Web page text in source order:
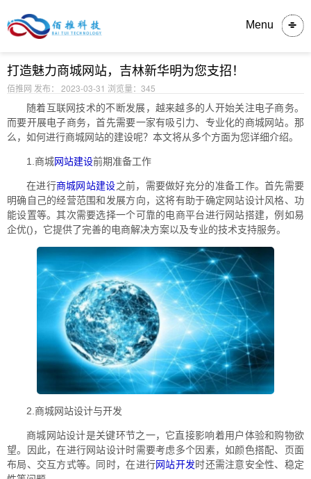
Menu
打造魅力商城网站，吉林新华明为您支招！
佰推网 发布： 2023-03-31 浏览量：345
随着互联网技术的不断发展，越来越多的人开始关注电子商务。
而要开展电子商务，首先需要一家有吸引力、专业化的商城网站。那
么，如何进行商城网站的建设呢？本文将从多个方面为您详细介绍。
1.商城网站建设前期准备工作
在进行商城网站建设之前，需要做好充分的准备工作。首先需要
明确自己的经营范围和发展方向，这将有助于确定网站设计风格、功
能设置等。其次需要选择一个可靠的电商平台进行网站搭建，例如易
企优()，它提供了完善的电商解决方案以及专业的技术支持服务。
2.商城网站设计与开发
商城网站设计是关键环节之一，它直接影响着用户体验和购物欲
望。因此，在进行网站设计时需要考虑多个因素，如颜色搭配、页面
布局、交互方式等。同时，在进行网站开发时还需注意安全性、稳定